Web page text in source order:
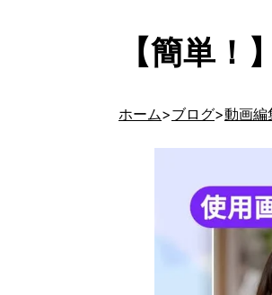
【簡単
ホーム ブログ 動画編